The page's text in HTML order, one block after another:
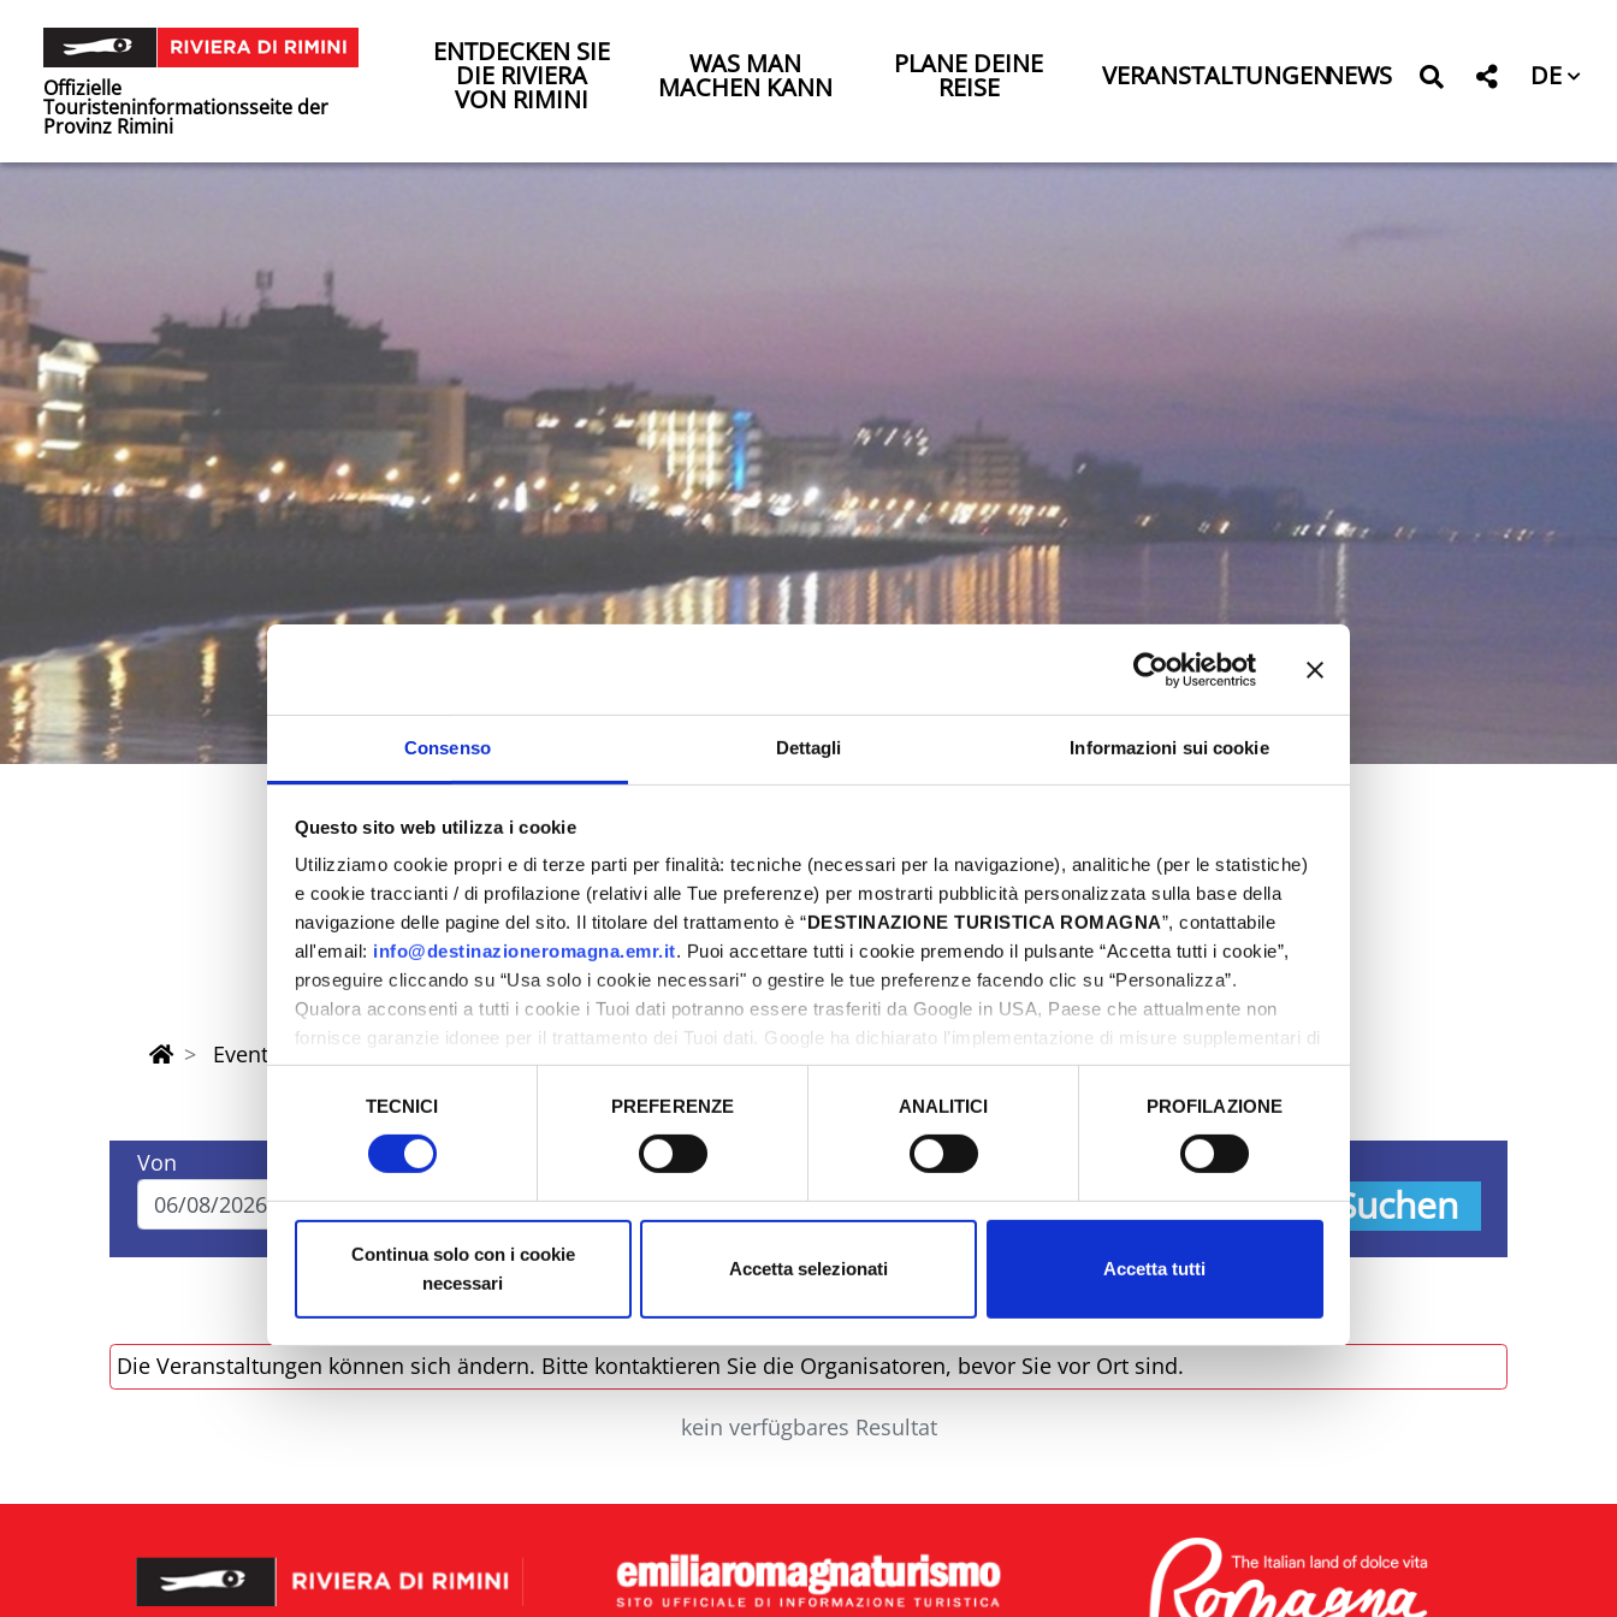
Consenso Dettagli Informazioni sui cookie
Questo sito web utilizza i cookie
Utilizziamo cookie propri e di terze parti per finalità: tecniche (necessari per la navigazione), analitiche (per le statistiche)
e cookie traccianti / di profilazione (relativi alle Tue preferenze) per mostrarti pubblicità personalizzata sulla base della
navigazione delle pagine del sito. Il titolare del trattamento è “DESTINAZIONE TURISTICA ROMAGNA”, contattabile
all'email: info@destinazioneromagna.emr.it. Puoi accettare tutti i cookie premendo il pulsante “Accetta tutti i cookie”,
proseguire cliccando su “Usa solo i cookie necessari" o gestire le tue preferenze facendo clic su “Personalizza”.
Qualora acconsenti a tutti i cookie i Tuoi dati potranno essere trasferiti da Google in USA, Paese che attualmente non
fornisce garanzie idonee per il trattamento dei Tuoi dati. Google ha dichiarato l’implementazione di misure supplementari di
sicurezza a Tutela dei navigatori, che abbiamo valutato essere sufficienti.
TECNICI PREFERENZE ANALITICI PROFILAZIONE
Continua solo con i cookie
necessari
Accetta selezionati Accetta tutti
Offizielle
Touristeninformationsseite der
Provinz Rimini
ENTDECKEN SIE
DIE RIVIERA
VON RIMINI
WAS MAN
MACHEN KANN
PLANE DEINE
REISE VERANSTALTUNGENNEWS DE
Feder 2025
in der Provinz Rimini
Eventi Primavera 2025
Eventi di Primavera Riviera Rimini
Von Bis Stadt
Suchen
Die Veranstaltungen können sich ändern. Bitte kontaktieren Sie die Organisatoren, bevor Sie vor Ort sind.
kein verfügbares Resultat